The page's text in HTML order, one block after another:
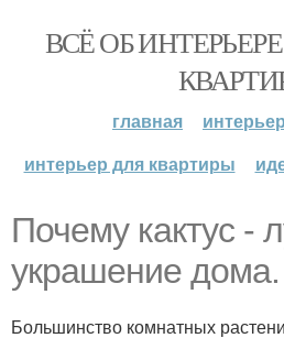
ВСЁ ОБ
главная
интерьер для квартиры
Почему кактус -
украшение дома.
Большинство комнатных